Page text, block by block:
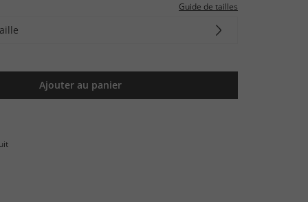
Guide de tailles
Ajouter au panier